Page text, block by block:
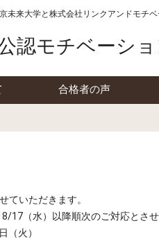
未来大学と株式会社リンクアンドモチ
認モチベーシ
合格者の声
ていただきます。
17（水）以降順次のご対応とさせ
（火）